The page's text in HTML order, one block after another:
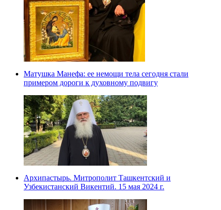
Матушка Манефа: ее немощи тела сегодня стали
примером дороги к духовному подвигу
Архипастырь. Митрополит Ташкентский и
Узбекистанский Викентий. 15 мая 2024 г.